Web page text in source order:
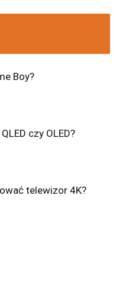
Boy?
czy OLED?
telewizor 4K?